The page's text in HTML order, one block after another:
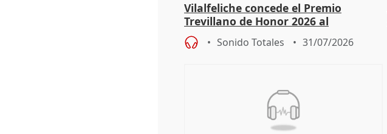
Vilalfeliche concede el Premio
Trevillano de Honor 2026 al
periodista Xabier Fortes
Sonido Totales 31/07/2026